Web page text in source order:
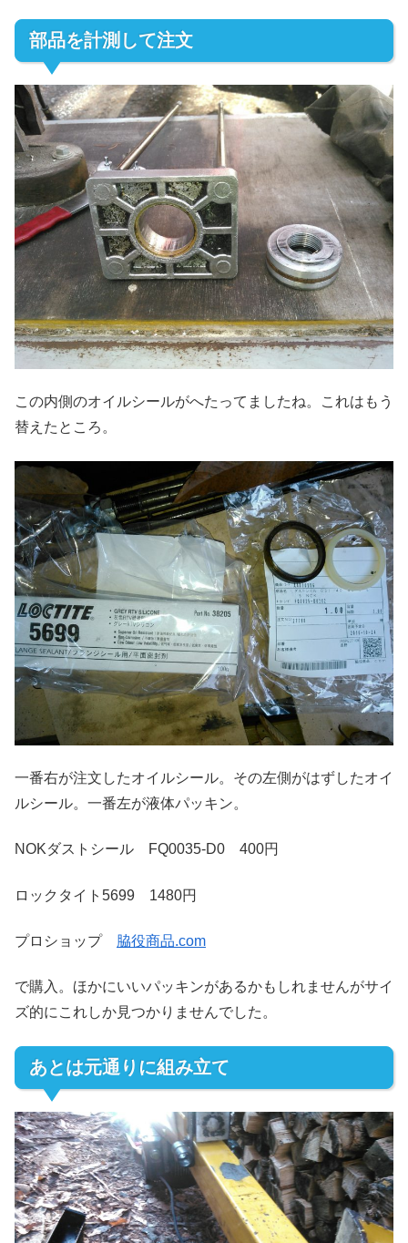
部品を計測して注文
この内側のオイルシールがへたってましたね。これはもう
替えたところ。
一番右が注文したオイルシール。その左側がはずしたオイ
ルシール。一番左が液体パッキン。
NOKダストシール FQ0035-D0 400円
ロックタイト5699 1480円
プロショップ 脇役商品.com
で購入。ほかにいいパッキンがあるかもしれませんがサイ
ズ的にこれしか見つかりませんでした。
あとは元通りに組み立て